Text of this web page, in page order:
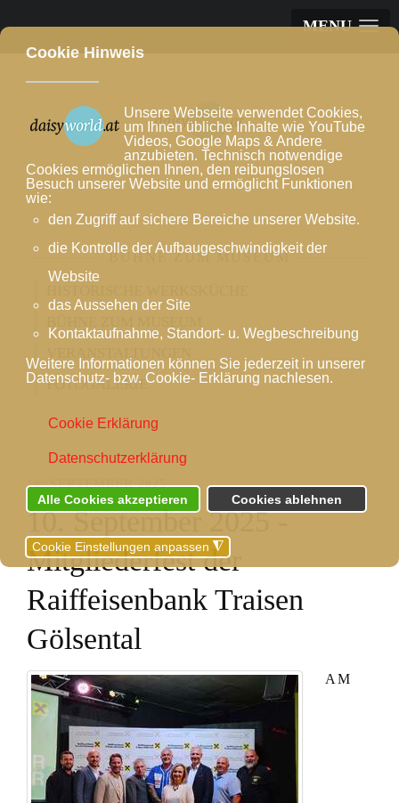
Cookie Hinweis
Unsere Webseite verwendet Cookies,
um Ihnen übliche Inhalte wie YouTube
Videos, Google Maps & Andere
anzubieten. Technisch notwendige
Cookies ermöglichen Ihnen, den reibungslosen
Besuch unserer Website und ermöglicht Funktionen
wie:
den Zugriff auf sichere Bereiche unserer Website.
die Kontrolle der Aufbaugeschwindigkeit der
Website
das Aussehen der Site
Kontaktaufnahme, Standort- u. Wegbeschreibung
Weitere Informationen können Sie jederzeit in unserer
Datenschutz- bzw. Cookie- Erklärung nachlesen.
Cookie Einstellungen anpassen ◮
Cookie Erklärung
Datenschutzerklärung
Alle Cookies akzeptieren Cookies ablehnen
MENU
BÜHNE ZUM MUSEUM
FOTOGALERIE
10. SEPTEMBER 2025
10. September 2025 -
Mitgliederfest der
Raiffeisenbank Traisen
Gölsental
AM